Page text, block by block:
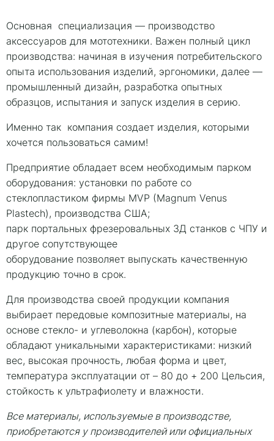
Основная специализация — производство
аксессуаров для мототехники. Важен полный цикл
производства: начиная в изучения потребительского
опыта использования изделий, эргономики, далее —
промышленный дизайн, разработка опытных
образцов, испытания и запуск изделия в серию.
Именно так компания создает изделия, которыми
хочется пользоваться самим!
Предприятие обладает всем необходимым парком
оборудования: установки по работе со
стеклопластиком фирмы MVP (Magnum Venus
Plastech), производства США;
парк портальных фрезеровальных 3Д станков с ЧПУ и
другое сопутствующее
оборудование позволяет выпускать качественную
продукцию точно в срок.
Для производства своей продукции компания
выбирает передовые композитные материалы, на
основе стекло- и углеволокна (карбон), которые
обладают уникальными характеристиками: низкий
вес, высокая прочность, любая форма и цвет,
температура эксплуатации от – 80 до + 200 Цельсия,
стойкость к ультрафиолету и влажности.
Все материалы, используемые в производстве,
приобретаются у производителей или официальных